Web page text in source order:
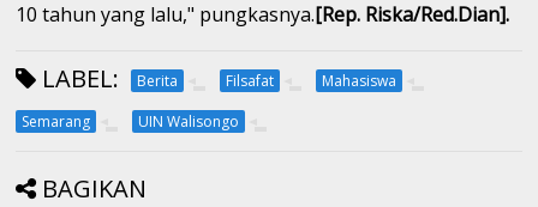
10 tahun yang lalu," pungkasnya.[Rep. Riska/Red.Dian].
LABEL: Berita Filsafat
Mahasiswa
Semarang
UIN Walisongo
BAGIKAN